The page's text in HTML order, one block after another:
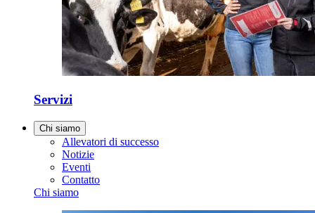
Servizi
Chi siamo
Allevatori di successo
Notizie
Eventi
Contatto
Chi siamo